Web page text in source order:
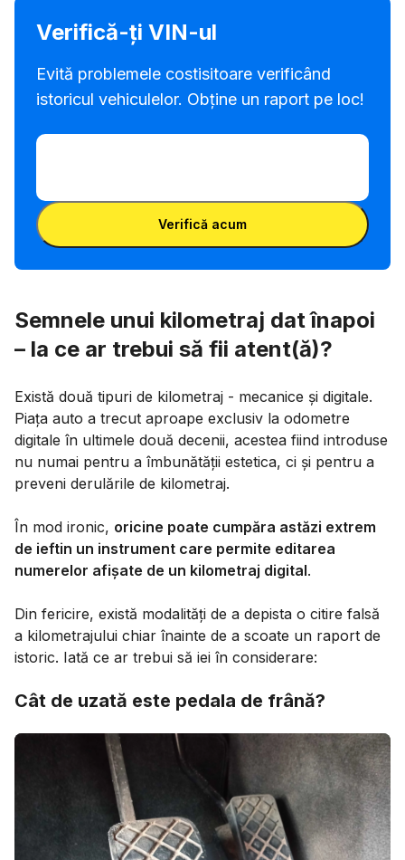
Verifică-ți VIN-ul
Evită problemele costisitoare verificând
istoricul vehiculelor. Obține un raport pe loc!
Introdu VIN
Introdu VIN
Verifică acum
Semnele unui kilometraj dat înapoi
– la ce ar trebui să fii atent(ă)?
Există două tipuri de kilometraj - mecanice și digitale.
Piața auto a trecut aproape exclusiv la odometre
digitale în ultimele două decenii, acestea fiind introduse
nu numai pentru a îmbunătății estetica, ci și pentru a
preveni derulările de kilometraj.
În mod ironic, oricine poate cumpăra astăzi extrem
de ieftin un instrument care permite editarea
numerelor afișate de un kilometraj digital.
Din fericire, există modalități de a depista o citire falsă
a kilometrajului chiar înainte de a scoate un raport de
istoric. Iată ce ar trebui să iei în considerare:
Cât de uzată este pedala de frână?